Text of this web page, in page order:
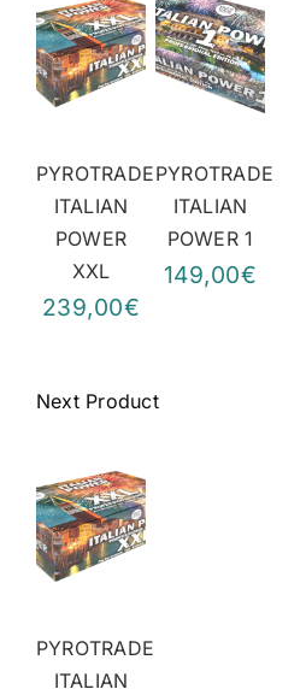
PYROTRADE
ITALIAN
POWER
XXL
239,00€
PYROTRADE
ITALIAN
POWER 1
149,00€
Next Product
PYROTRADE
ITALIAN